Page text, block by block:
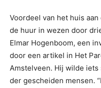
Voordeel van het huis
de huur in wezen door
Elmar Hogenboom, een
door een artikel in Het
Amstelveen. Hij wilde iets
der gescheiden mensen.